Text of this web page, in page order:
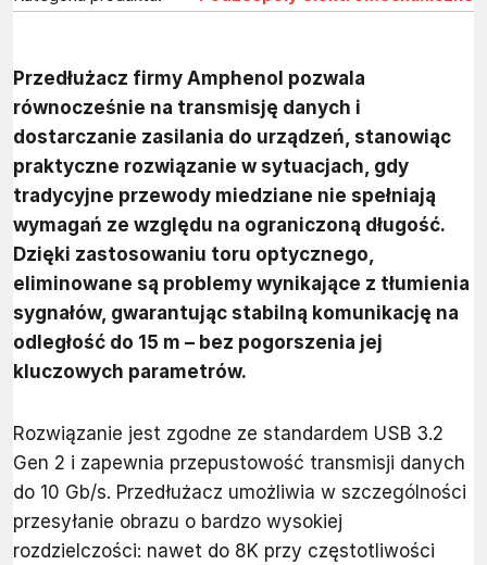
Przedłużacz firmy Amphenol pozwala
równocześnie na transmisję danych i
dostarczanie zasilania do urządzeń, stanowiąc
praktyczne rozwiązanie w sytuacjach, gdy
tradycyjne przewody miedziane nie spełniają
wymagań ze względu na ograniczoną długość.
Dzięki zastosowaniu toru optycznego,
eliminowane są problemy wynikające z tłumienia
sygnałów, gwarantując stabilną komunikację na
odległość do 15 m – bez pogorszenia jej
kluczowych parametrów.
Rozwiązanie jest zgodne ze standardem USB 3.2
Gen 2 i zapewnia przepustowość transmisji danych
do 10 Gb/s. Przedłużacz umożliwia w szczególności
przesyłanie obrazu o bardzo wysokiej
rozdzielczości: nawet do 8K przy częstotliwości